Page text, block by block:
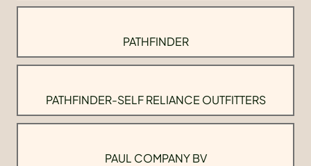
PATHFINDER
PATHFINDER-SELF RELIANCE OUTFITTERS
PAUL COMPANY BV